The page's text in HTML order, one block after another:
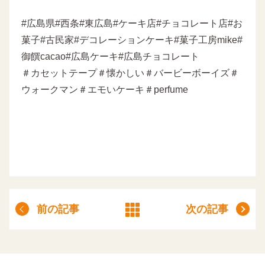
#広島県#西条#東広島#ケーキ店#チョコレート店#お
菓子#古民家#デコレーションケーキ#菓子工房mike#
御饌cacao#広島ケーキ#広島チョコレート
＃カセットテープ＃懐かしい＃バービーボーイズ＃
ウォークマン＃エモいケーキ＃perfume
前の記事 次の記事